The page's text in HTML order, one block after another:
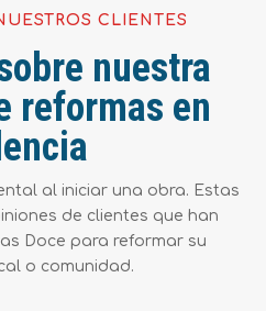
CLIENTES
nuestra
reformas en
al iniciar una obra. Estas
de clientes que han
Doce para reformar su
o comunidad.